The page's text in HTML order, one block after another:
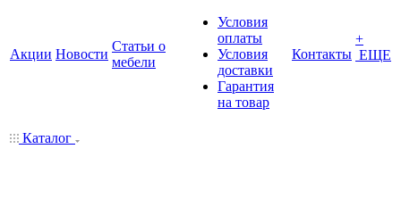
Акции Новости
Статьи о
мебели
Условия
оплаты
Условия
доставки
Гарантия
на товар
Контакты
+
ЕЩЕ
Каталог